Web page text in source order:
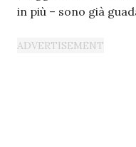
in più – sono già